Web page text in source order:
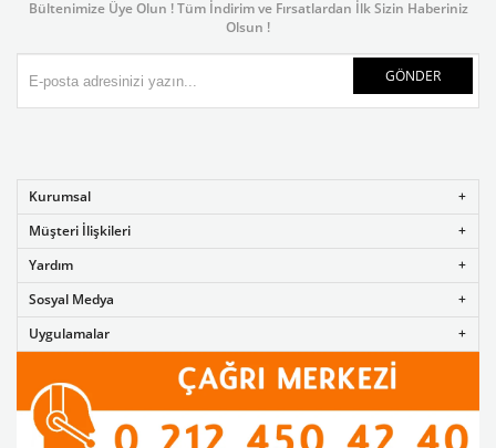
Bültenimize Üye Olun ! Tüm İndirim ve Fırsatlardan İlk Sizin Haberiniz
Olsun !
GÖNDER
Kurumsal
Müşteri İlişkileri
Yardım
Sosyal Medya
Uygulamalar